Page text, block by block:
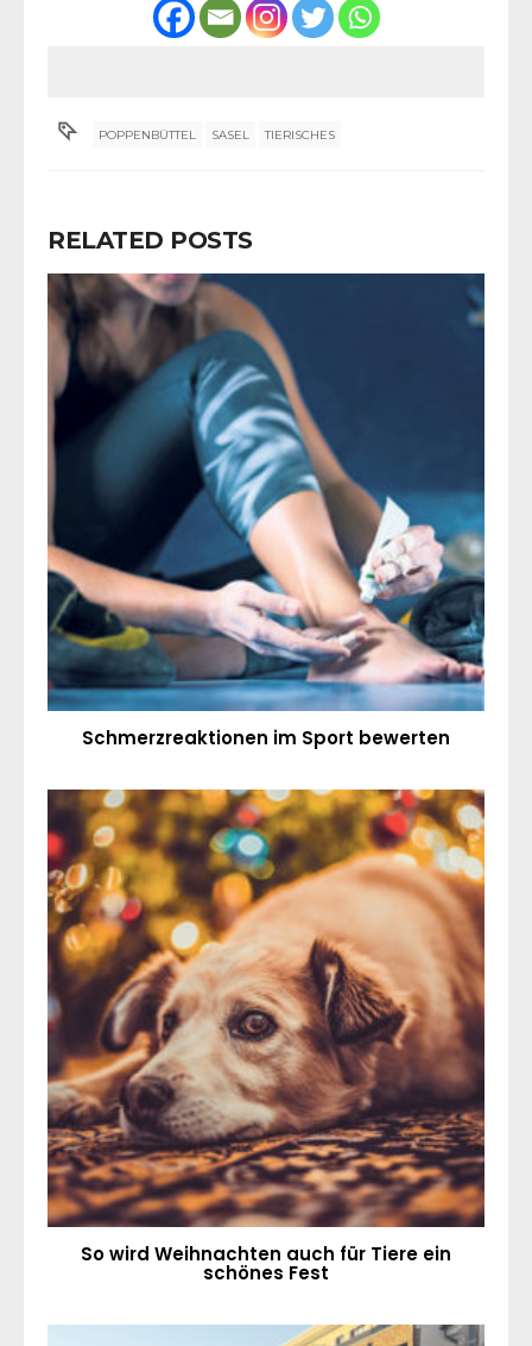
POPPENBÜTTEL SASEL TIERISCHES
RELATED POSTS
Schmerzreaktionen im Sport bewerten
So wird Weihnachten auch für Tiere ein
schönes Fest